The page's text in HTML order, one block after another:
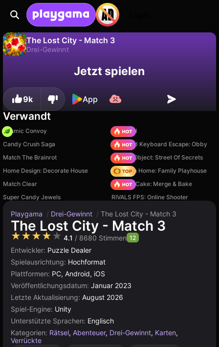
The Lost City - Match 3
Drei-Gewinnt
speichern!
Nein
Jetzt spielen
9k App
Verwandt
Cosmic Convoy
TB World
Candy Crush Saga
+1 Speed Keyboard Escape: Obby
Match The Brainrot
Hidden Object: Street Of Secrets
Home Design: Decorate House
My Town Home: Family Playhouse
Match Clear
Piece of Cake: Merge & Bake
Super Candy Jewels
RIVALS FPS: Online Shooter
Playgama / Drei-Gewinnt / The Lost City - Match 3
The Lost City - Match 3
★★★★★ 4.1 / 8680 Stimmen 12
Entwickler: Puzzle Dealer
Spielausrichtung: Hochformat
Plattformen: PC, Android, iOS
Veröffentlichungsdatum: Januar 2023
Letzte Aktualisierung: August 2026
Spiel-Engine: Unity
Unterstützte Sprachen: Englisch
Kategorien: Rätsel, Abenteuer, Drei-Gewinnt, Karten,
Verrückte